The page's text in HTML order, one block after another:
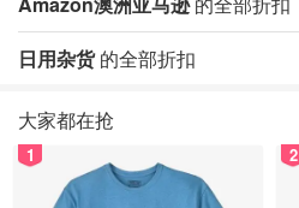
日用杂货的全部折扣
大家都在抢
1 2